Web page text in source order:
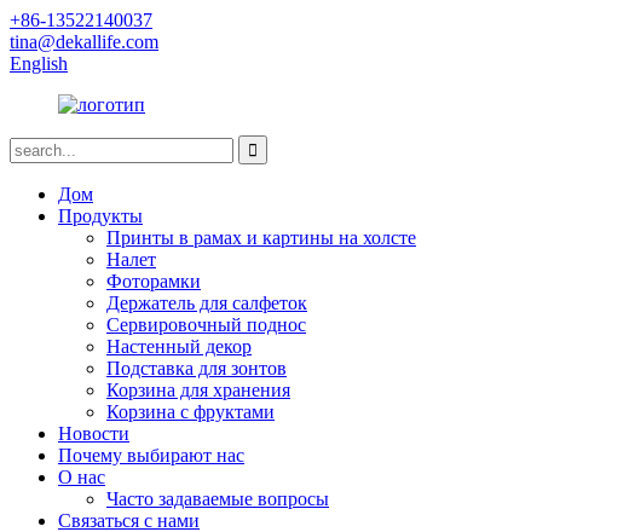
+86-13522140037
tina@dekallife.com
English
Дом
Продукты
Принты в рамах и картины на холсте
Налет
Фоторамки
Держатель для салфеток
Сервировочный поднос
Настенный декор
Подставка для зонтов
Корзина для хранения
Корзина с фруктами
Новости
Почему выбирают нас
О нас
Часто задаваемые вопросы
Связаться с нами